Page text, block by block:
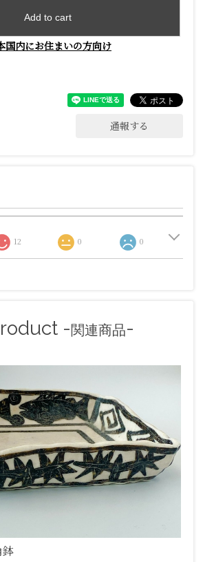
Add to cart
国内にお住まいの方向け
通報する
12 0 0
-関連商品-